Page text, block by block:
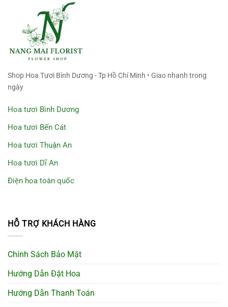
Shop Hoa Tươi Bình Dương - Tp Hồ Chí Minh • Giao nhanh trong
ngày
Hoa tươi Bình Dương
Hoa tươi Bến Cát
Hoa tươi Thuận An
Hoa tươi Dĩ An
Điện hoa toàn quốc
HỖ TRỢ KHÁCH HÀNG
Chính Sách Bảo Mật
Hướng Dẫn Đặt Hoa
Hướng Dẫn Thanh Toán